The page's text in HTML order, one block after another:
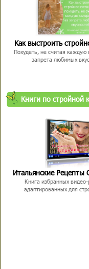
Как выстроить
Похудеть, не считая каждую
запрета любимых
Книги по стройной
Итальянские Рецепты
Книга избранных
адаптированных для